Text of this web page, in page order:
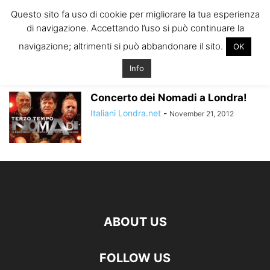
ITALIANI A
LONDRA
Il blog degli Italiani nella rebel city
Home Tags Prezzi nomadi londra
prezzi nomadi londra
Concerto dei Nomadi a Londra!
Italiani Londra.net - November 21, 2012
ABOUT US
FOLLOW US
Questo sito fa uso di cookie per migliorare la tua esperienza
di navigazione. Accettando l’uso si può continuare la
navigazione; altrimenti si può abbandonare il sito.
OK
Info